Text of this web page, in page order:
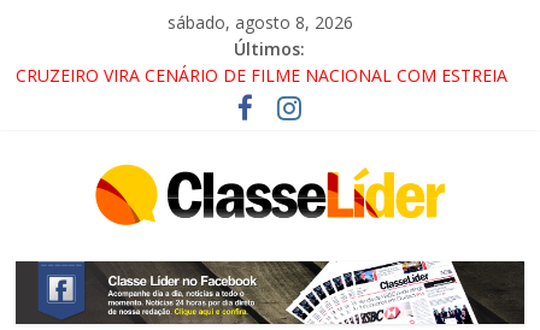
sábado, agosto 8, 2026
Últimos:
CRUZEIRO VIRA CENÁRIO DE FILME NACIONAL COM ESTREIA
PROMOTOR DO GAECO
ACESSO À APARECIDA NA DUTRA SERÁ BLOQUEADO NO FIM
ALTERNATIVAS
LORENA, PINDAMONHANGABA E QUELUZ NA RETA FINAL
PELA FÁBRICA DA COCA-COLA!